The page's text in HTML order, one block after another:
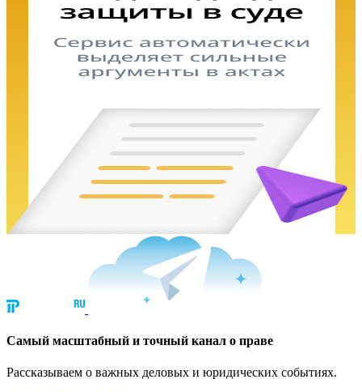
Cамый масштабный и точный канал о праве
Рассказываем о важных деловых и юридических событиях.